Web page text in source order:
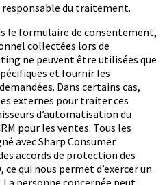
du traitement.
le formulaire de consentement,
collectées lors de
ne peuvent être utilisées que
et fournir les
Dans certains cas,
externes pour traiter ces
d’automatisation du
pour les ventes. Tous les
avec Sharp Consumer
accords de protection des
qui nous permet d’exercer un
personne concernée peut